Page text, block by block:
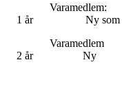
1 år Ny som
2 år Ny